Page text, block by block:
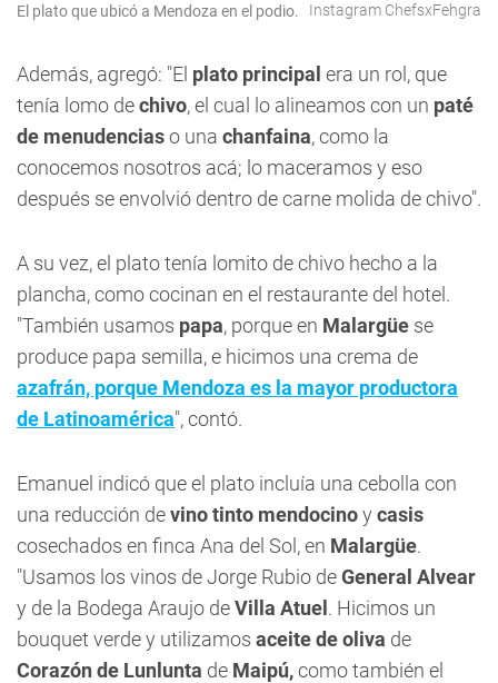
El plato que ubicó a Mendoza en el podio. Instagram ChefsxFehgra
Además, agregó: "El plato principal era un rol, que
tenía lomo dechivo, el cual lo alineamos con un paté
de menudenciaso una chanfaina, como la
conocemos nosotros acá; lo maceramos y eso
después se envolvió dentro de carne molida de chivo".
A su vez, el plato tenía lomito de chivo hecho a la
plancha, como cocinan en el restaurante del hotel.
"También usamos papa, porque en Malargüe se
produce papa semilla, e hicimos una crema de
azafrán, porque Mendoza es la mayor productora
de Latinoamérica", contó.
Emanuel indicó que el plato incluía una cebolla con
una reducción devino tinto mendocinoy casis
cosechados en finca Ana del Sol, en Malargüe.
"Usamos los vinos de Jorge Rubio deGeneral Alvear
y de la Bodega Araujo deVilla Atuel . Hicimos un
bouquet verde y utilizamos aceite de oliva de
Corazón de Lunlunta de Maipú,como también el